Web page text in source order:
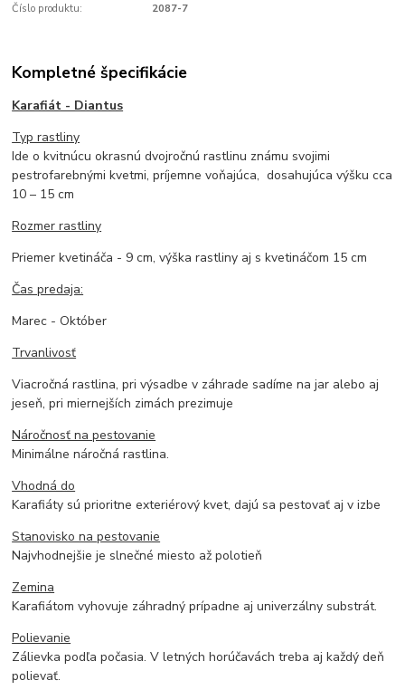
Číslo produktu: 2087-7
Kompletné špecifikácie
Karafiát - Diantus
Typ rastliny
Ide o kvitnúcu okrasnú dvojročnú rastlinu známu svojimi
pestrofarebnými kvetmi, príjemne voňajúca, dosahujúca výšku cca
10 – 15 cm
Rozmer rastliny
Priemer kvetináča - 9 cm, výška rastliny aj s kvetináčom 15 cm
Čas predaja:
Marec - Október
Trvanlivosť
Viacročná rastlina, pri výsadbe v záhrade sadíme na jar alebo aj
jeseň, pri miernejších zimách prezimuje
Náročnosť na pestovanie
Minimálne náročná rastlina.
Vhodná do
Karafiáty sú prioritne exteriérový kvet, dajú sa pestovať aj v izbe
Stanovisko na pestovanie
Najvhodnejšie je slnečné miesto až polotieň
Zemina
Karafiátom vyhovuje záhradný prípadne aj univerzálny substrát.
Polievanie
Zálievka podľa počasia. V letných horúčavách treba aj každý deň
polievať.